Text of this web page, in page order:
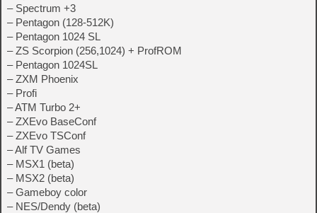
– Spectrum +3
– Pentagon (128-512K)
– Pentagon 1024 SL
– ZS Scorpion (256,1024) + ProfROM
– Pentagon 1024SL
– ZXM Phoenix
– Profi
– ATM Turbo 2+
– ZXEvo BaseConf
– ZXEvo TSConf
– Alf TV Games
– MSX1 (beta)
– MSX2 (beta)
– Gameboy color
– NES/Dendy (beta)